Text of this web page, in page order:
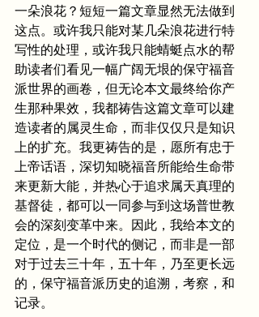
一朵浪花？短短一篇文章显然无法做到
这点。或许我只能对某几朵浪花进行特
写性的处理，或许我只能蜻蜓点水的帮
助读者们看见一幅广阔无垠的保守福音
派世界的画卷，但无论本文最终给你产
生那种果效，我都祷告这篇文章可以建
造读者的属灵生命，而非仅仅只是知识
上的扩充。我更祷告的是，愿所有忠于
上帝话语，深切知晓福音所能给生命带
来更新大能，并热心于追求属天真理的
基督徒，都可以一同参与到这场普世教
会的深刻变革中来。因此，我给本文的
定位，是一个时代的侧记，而非是一部
对于过去三十年，五十年，乃至更长远
的，保守福音派历史的追溯，考察，和
记录。